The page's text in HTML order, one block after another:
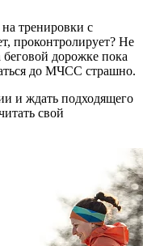
тренировки с
проконтролирует? Не
дорожке пока
до МЧСС страшно.
и ждать подходящего
свой